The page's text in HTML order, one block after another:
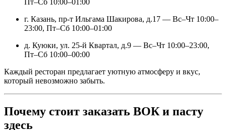
Пт–Сб 10:00–01:00
г. Казань, пр-т Ильгама Шакирова, д.17 — Вс–Чт 10:00–
23:00, Пт–Сб 10:00–01:00
д. Куюки, ул. 25-й Квартал, д.9 — Вс–Чт 10:00–23:00,
Пт–Сб 10:00–00:00
Каждый ресторан предлагает уютную атмосферу и вкус,
который невозможно забыть.
Почему стоит заказать ВОК и пасту
здесь